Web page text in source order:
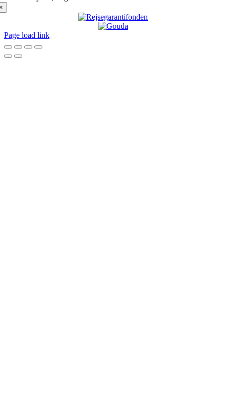
Page load link